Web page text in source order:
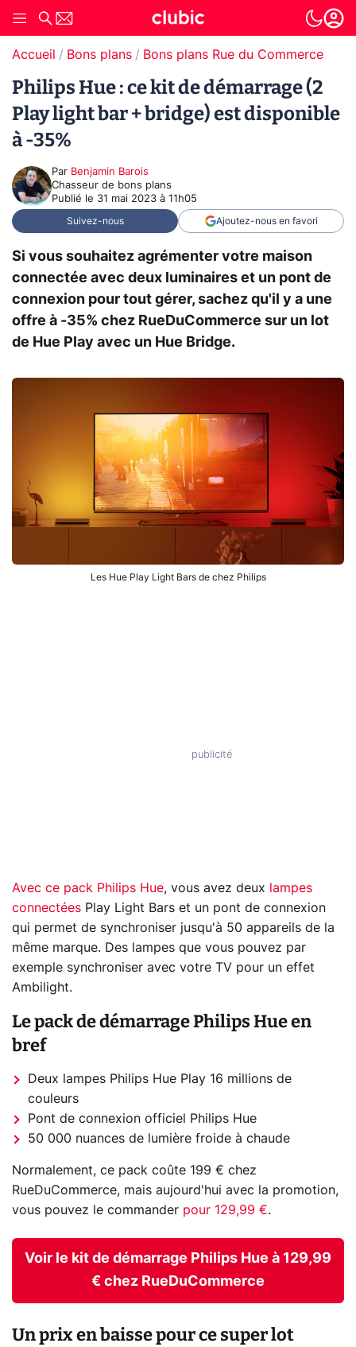
Accueil Bons plans Bons plans Rue du Commerce
Philips Hue : ce kit de démarrage (2
Play light bar + bridge) est disponible
à -35%
Par Benjamin Barois
Chasseur de bons plans
Publié le 31 mai 2023 à 11h05
Suivez-nous Ajoutez-nous en favori
Si vous souhaitez agrémenter votre maison
connectée avec deux luminaires et un pont de
connexion pour tout gérer, sachez qu'il y a une
offre à -35% chez RueDuCommerce sur un lot
de Hue Play avec un Hue Bridge.
Les Hue Play Light Bars de chez Philips
Avec ce pack Philips Hue, vous avez deux
lampes
connectées Play Light Bars et un pont de connexion
qui permet de synchroniser jusqu'à 50 appareils de la
même marque. Des lampes que vous pouvez par
exemple synchroniser avec votre TV pour un effet
Ambilight.
Le pack de démarrage Philips Hue en
bref
Deux lampes Philips Hue Play 16 millions de
couleurs
Pont de connexion officiel Philips Hue
50 000 nuances de lumière froide à chaude
Normalement, ce pack coûte 199 € chez
RueDuCommerce, mais aujourd'hui avec la promotion,
vous pouvez le commander pour 129,99 €.
Voir le kit de démarrage Philips Hue à 129,99
€ chez RueDuCommerce
Un prix en baisse pour ce super lot